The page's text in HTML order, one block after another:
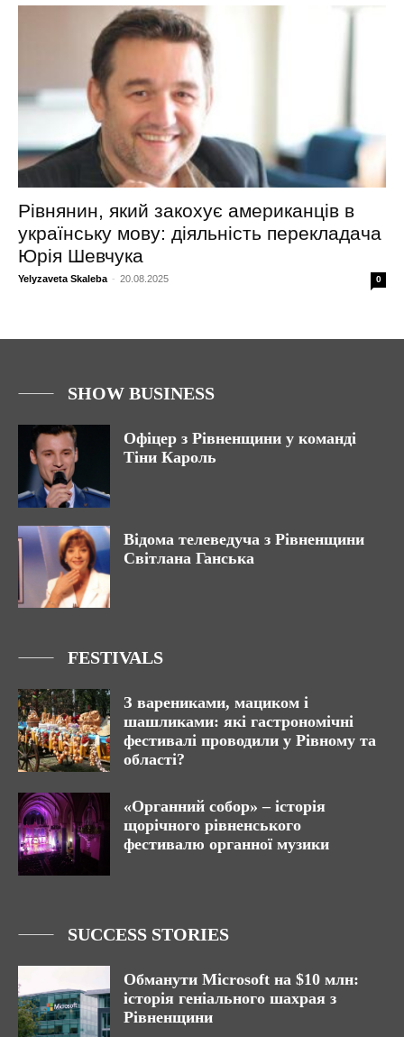
Рівнянин, який закохує американців в
українську мову: діяльність перекладача
Юрія Шевчука
Yelyzaveta Skaleba - 20.08.2025 0
SHOW BUSINESS
Офіцер з Рівненщини у команді
Тіни Кароль
Відома телеведуча з Рівненщини
Світлана Ганська
FESTIVALS
З варениками, мациком і
шашликами: які гастрономічні
фестивалі проводили у Рівному та
області?
«Органний собор» – історія
щорічного рівненського
фестивалю органної музики
SUCCESS STORIES
Обманути Microsoft на $10 млн:
історія геніального шахрая з
Рівненщини